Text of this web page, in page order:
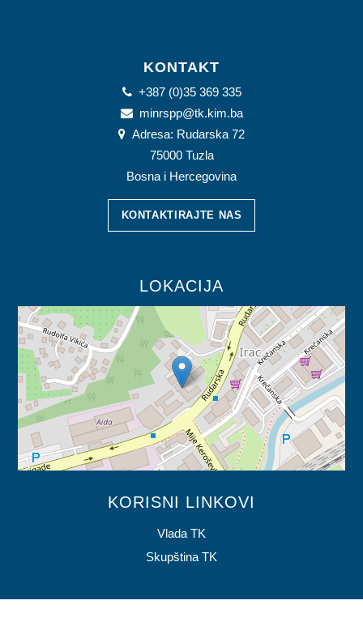
KONTAKT
+387 (0)35 369 335
minrspp@tk.kim.ba
Adresa: Rudarska 72
75000 Tuzla
Bosna i Hercegovina
KONTAKTIRAJTE NAS
LOKACIJA
KORISNI LINKOVI
Vlada TK
Skupština TK